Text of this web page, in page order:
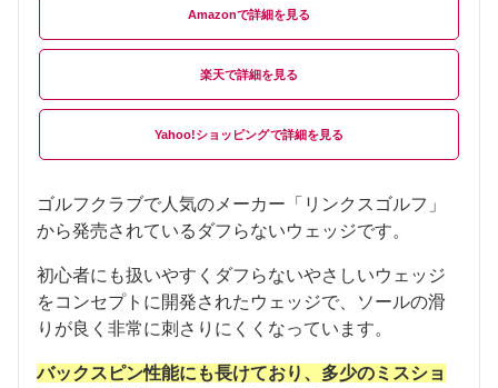
Amazon
楽天
Yahoo!ショッピング
ゴルフクラブで人気のメーカー「リンクスゴルフ」
から発売されているダフらないウェッジです。
初心者にも扱いやすくダフらないやさしいウェッジ
をコンセプトに開発されたウェッジで、ソールの滑
りが良く非常に刺さりにくくなっています。
バックスピン性能にも長けており、多少のミスショ